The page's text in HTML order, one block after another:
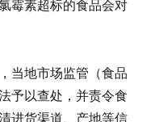
霉素超标的食品会对
地市场监管（食品
予以查处，并责令食
进货渠道、产地等信